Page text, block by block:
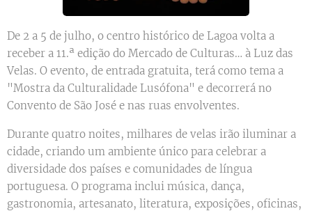
De 2 a 5 de julho, o centro histórico de Lagoa volta a
receber a 11.ª edição do Mercado de Culturas… à Luz das
Velas. O evento, de entrada gratuita, terá como tema a
"Mostra da Culturalidade Lusófona" e decorrerá no
Convento de São José e nas ruas envolventes.
Durante quatro noites, milhares de velas irão iluminar a
cidade, criando um ambiente único para celebrar a
diversidade dos países e comunidades de língua
portuguesa. O programa inclui música, dança,
gastronomia, artesanato, literatura, exposições, oficinas,